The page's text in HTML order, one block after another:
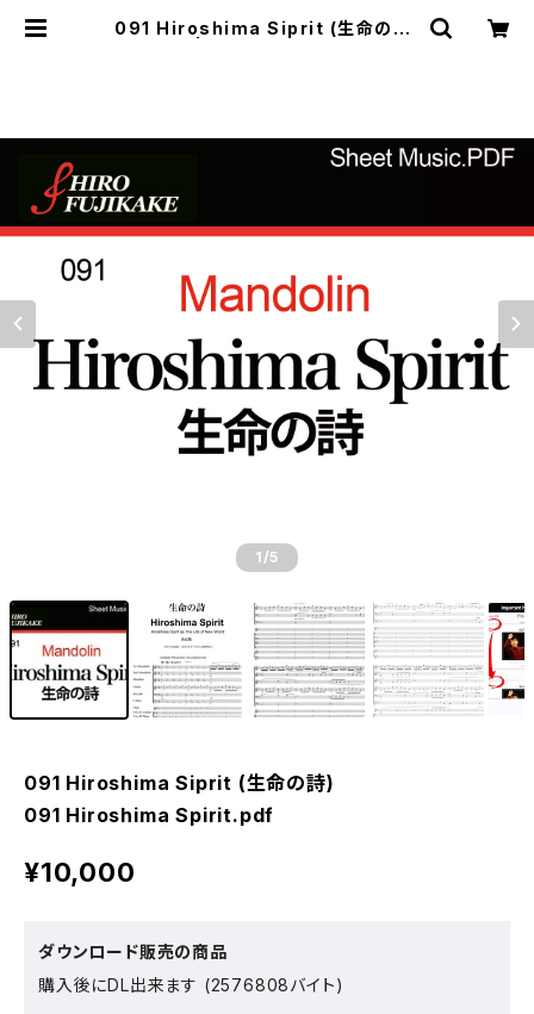
091 Hiroshima Siprit (生命の詩)
1 /5
091 Hiroshima Siprit (生命の詩)
091 Hiroshima Spirit.pdf
¥10,000
ダウンロード販売の商品
購入後にDL出来ます (2576808バイト)